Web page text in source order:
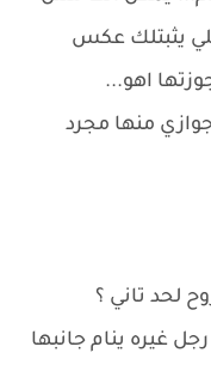
يثبتلك عكس
اهو...
منها مجرد
لحد تاني ؟
غيره ينام جانبها